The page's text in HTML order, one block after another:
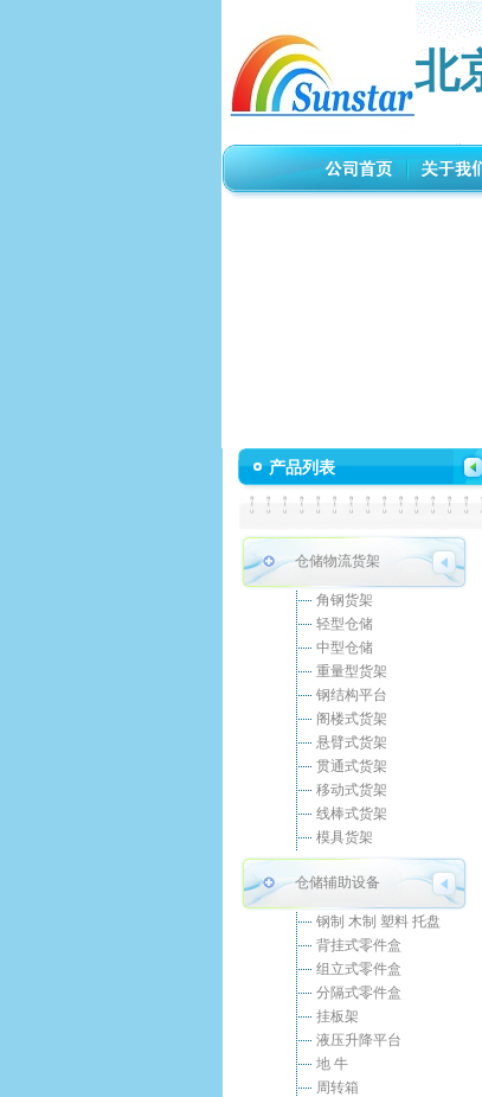
北
产品列表
仓储物流货架
角钢货架
轻型仓储
中型仓储
重量型货架
钢结构平台
阁楼式货架
悬臂式货架
贯通式货架
移动式货架
线棒式货架
模具货架
仓储辅助设备
钢制 木制 塑料 托盘
背挂式零件盒
组立式零件盒
分隔式零件盒
挂板架
液压升降平台
地 牛
周转箱